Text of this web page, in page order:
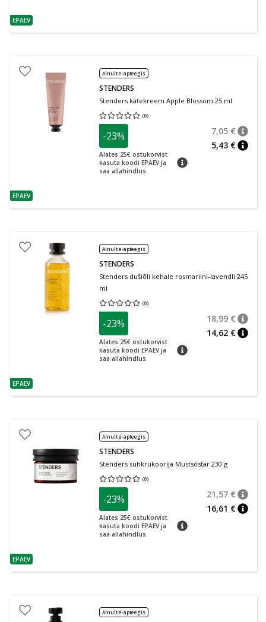
nõuanne
EPAEV
nõuanne
EPAEV
Ainult e-apteegis
STENDERS
Stenders kätekreem Apple Blossom 25 ml
(0)
Keskmine hinnang 0.00
-23%
Alates 25€ ostukorvist
kasuta koodi EPAEV ja
saa allahindlus.
nõuanne
7,05 €
5,43 €
nõuanne
EPAEV
Ainult e-apteegis
STENDERS
Stenders dušiõli kehale rosmariini-lavendli 245
ml
(0)
Keskmine hinnang 0.00
-23%
Alates 25€ ostukorvist
kasuta koodi EPAEV ja
saa allahindlus.
nõuanne
18,99 €
14,62 €
nõuanne
EPAEV
Ainult e-apteegis
STENDERS
Stenders suhkrukoorija Mustsõstar 230 g
(0)
Keskmine hinnang 0.00
-23%
Alates 25€ ostukorvist
kasuta koodi EPAEV ja
saa allahindlus.
nõuanne
21,57 €
16,61 €
Ainult e-apteegis